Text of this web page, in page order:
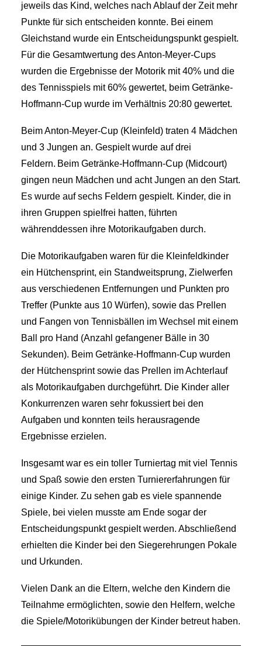
jeweils das Kind, welches nach Ablauf der Zeit mehr
Punkte für sich entscheiden konnte. Bei einem
Gleichstand wurde ein Entscheidungspunkt gespielt.
Für die Gesamtwertung des Anton-Meyer-Cups
wurden die Ergebnisse der Motorik mit 40% und die
des Tennisspiels mit 60% gewertet, beim Getränke-
Hoffmann-Cup wurde im Verhältnis 20:80 gewertet.
Beim Anton-Meyer-Cup (Kleinfeld) traten 4 Mädchen
und 3 Jungen an. Gespielt wurde auf drei
Feldern. Beim Getränke-Hoffmann-Cup (Midcourt)
gingen neun Mädchen und acht Jungen an den Start.
Es wurde auf sechs Feldern gespielt. Kinder, die in
ihren Gruppen spielfrei hatten, führten
währenddessen ihre Motorikaufgaben durch.
Die Motorikaufgaben waren für die Kleinfeldkinder
ein Hütchensprint, ein Standweitsprung, Zielwerfen
aus verschiedenen Entfernungen und Punkten pro
Treffer (Punkte aus 10 Würfen), sowie das Prellen
und Fangen von Tennisbällen im Wechsel mit einem
Ball pro Hand (Anzahl gefangener Bälle in 30
Sekunden). Beim Getränke-Hoffmann-Cup wurden
der Hütchensprint sowie das Prellen im Achterlauf
als Motorikaufgaben durchgeführt. Die Kinder aller
Konkurrenzen waren sehr fokussiert bei den
Aufgaben und konnten teils herausragende
Ergebnisse erzielen.
Insgesamt war es ein toller Turniertag mit viel Tennis
und Spaß sowie den ersten Turniererfahrungen für
einige Kinder. Zu sehen gab es viele spannende
Spiele, bei vielen musste am Ende sogar der
Entscheidungspunkt gespielt werden. Abschließend
erhielten die Kinder bei den Siegerehrungen Pokale
und Urkunden.
Vielen Dank an die Eltern, welche den Kindern die
Teilnahme ermöglichten, sowie den Helfern, welche
die Spiele/Motorikübungen der Kinder betreut haben.